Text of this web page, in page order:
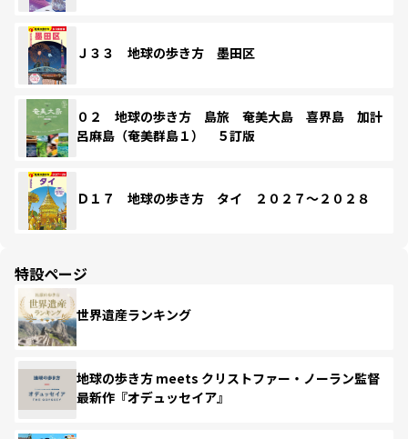
Ｊ３３ 地球の歩き方 墨田区
０２ 地球の歩き方 島旅 奄美大島 喜界島 加計
呂麻島（奄美群島１） ５訂版
Ｄ１７ 地球の歩き方 タイ ２０２７～２０２８
特設ページ
世界遺産ランキング
地球の歩き方 meets クリストファー・ノーラン監督
最新作『オデュッセイア』